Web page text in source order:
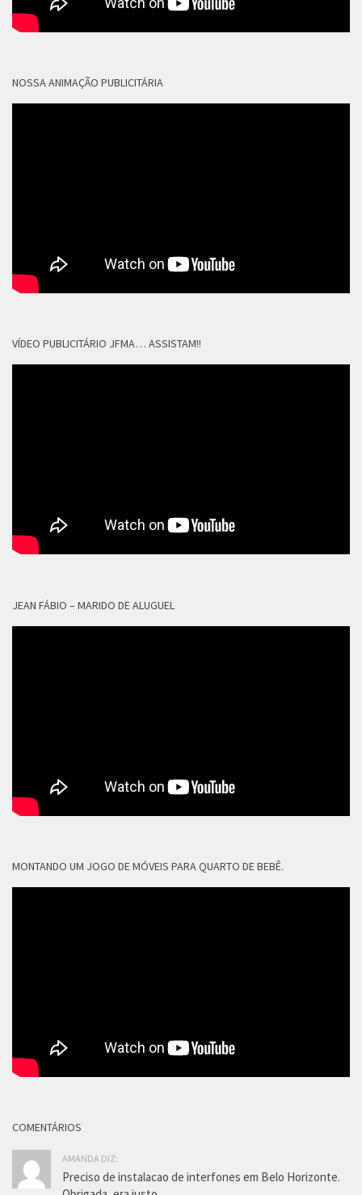
NOSSA ANIMAÇÃO PUBLICITÁRIA
VÍDEO PUBLICITÁRIO JFMA… ASSISTAM!!
JEAN FÁBIO – MARIDO DE ALUGUEL
MONTANDO UM JOGO DE MÓVEIS PARA QUARTO DE BEBÊ.
COMENTÁRIOS
AMANDA DIZ:
Preciso de instalacao de interfones em Belo Horizonte.